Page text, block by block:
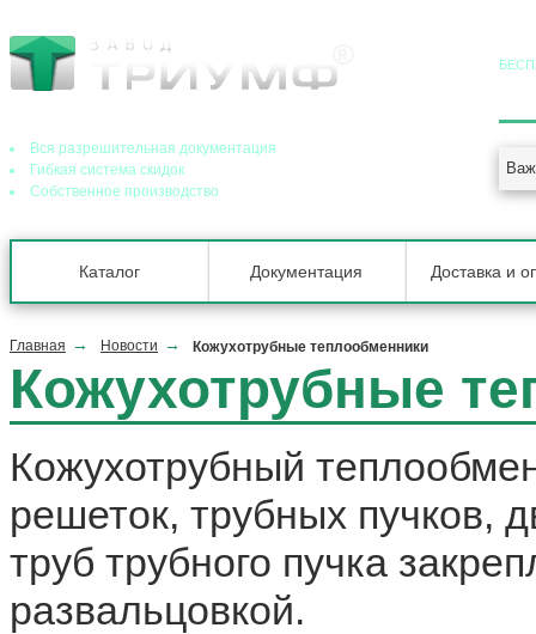
Вся разрешительная документация
Гибкая система скидок
Собственное производство
Каталог Документация Доставка и
Главная Новости Кожухотрубные теплообменники
Кожухотрубные
Кожухотрубный
решеток, трубных пучков,
труб трубного пучка
развальцовкой.